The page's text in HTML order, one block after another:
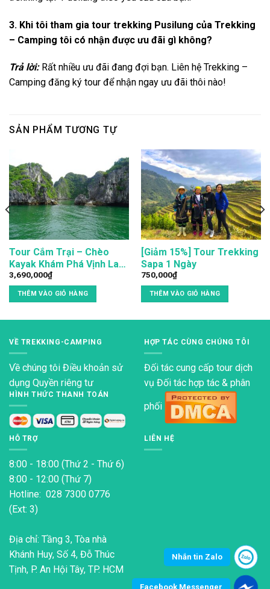
3. Khi tôi tham gia tour trekking Pusilung của Trekking
– Camping tôi có nhận được ưu đãi gì không?
Trả lời: Rất nhiều ưu đãi đang đợi bạn. Liên hệ Trekking –
Camping đăng ký tour để nhận ngay ưu đãi thôi nào!
SẢN PHẨM TƯƠNG TỰ
Tour Cắm Trại – Chèo
Kayak Khám Phá Vịnh Lan
Hạ 2 ngày 1 đêm
3,690,000₫
THÊM VÀO GIỎ HÀNG
[Giảm 15%] Tour Trekking
Sapa 1 Ngày
750,000₫
THÊM VÀO GIỎ HÀNG
VỀ TREKKING-CAMPING
Về chúng tôi Điều khoản sử
dụng Quyền riêng tư
HÌNH THỨC THANH TOÁN
HỢP TÁC CÙNG CHÚNG TÔI
Đối tác cung cấp tour dịch
vụ Đối tác hợp tác & phân
phối
HỖ TRỢ
8:00 - 18:00 (Thứ 2 - Thứ 6)
8:00 - 12:00 (Thứ 7)
Hotline: 028 7300 0776
(Ext: 3)
Địa chỉ: Tầng 3, Tòa nhà
Khánh Huy, Số 4, Đỗ Thúc
Tịnh, P. An Hội Tây, TP. HCM
LIÊN HỆ
Nhắn tin Zalo
Facebook Messenger